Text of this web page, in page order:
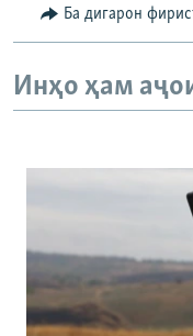
Ба дигарон
Инҳо ҳам